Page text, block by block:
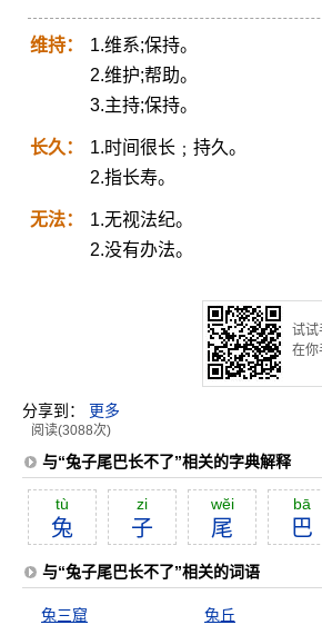
维持：
1.维系;保持。
2.维护;帮助。
3.主持;保持。
长久：
1.时间很长﹔持久。
2.指长寿。
无法：
1.无视法纪。
2.没有办法。
试试
在你
分享到： 更多
阅读(3088次)
与“兔子尾巴长不了”相关的字典解释
tù
兔
zi
子
wĕi
尾
bā
巴
与“兔子尾巴长不了”相关的词语
兔三窟 兔丘